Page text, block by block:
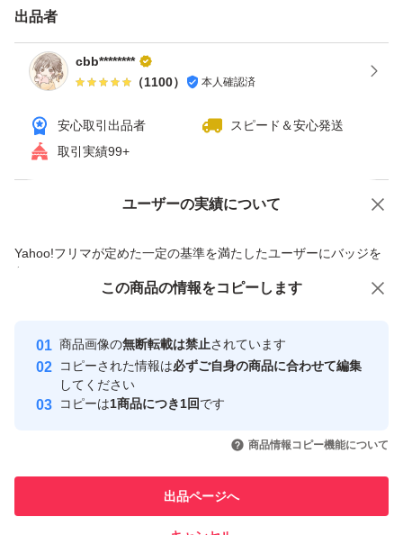
出品者
cbb********
（1100） 本人確認済
安心取引出品者
スピード＆安心発送
取引実績99+
ユーザーの実績について
Yahoo!フリマが定めた一定の基準を満たしたユーザーにバッジを
付与しています
安心取引出品者
心・安全なユーザーです
取引実績
引を完了させた実績があります
での取引実績があります
価格の相談 商品への質問
この商品の情報をコピーします
商品画像の無断転載は禁止されています
コピーされた情報は必ずご自身の商品に合わせて編集
してください
コピーは1商品につき1回です
商品情報コピー機能について
出品ページへ
この商品をみている人にオススメ